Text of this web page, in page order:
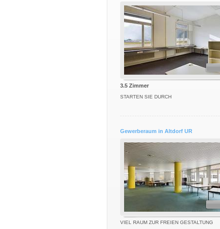
3.5 Zimmer
STARTEN SIE DURCH
Gewerberaum in Altdorf UR
VIEL RAUM ZUR FREIEN GESTALTUNG